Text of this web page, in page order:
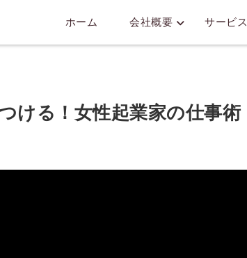
ホーム 会社概要 サービス
ける！女性起業家の仕事術